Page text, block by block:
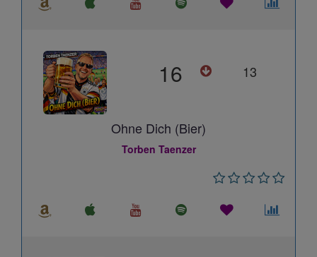
16 13
Ohne Dich (Bier)
Torben Taenzer